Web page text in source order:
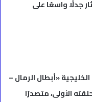
جدلًا واسعًا على
«أبطال الرمال –
الأولى، متصدرًا